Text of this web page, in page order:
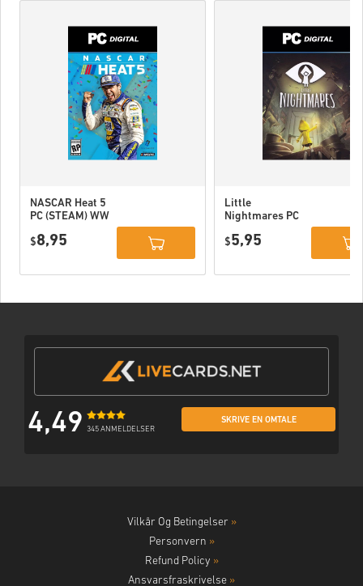
NASCAR Heat 5
PC (STEAM) WW
$8,95
Little
Nightmares PC
$5,95
4,49 345 ANMELDELSER
SKRIVE EN OMTALE
Vilkår Og Betingelser »
Personvern »
Refund Policy »
Ansvarsfraskrivelse »